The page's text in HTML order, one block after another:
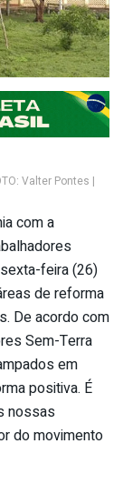
Valter Pontes |
com a
feira (26)
de reforma
De acordo com
Sem-Terra
em
positiva. É
nossas
do movimento